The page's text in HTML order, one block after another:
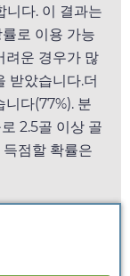
니다. 이 결과는
로 이용 가능
려운 경우가 많
받았습니다.더
니다(77%). 분
2.5골 이상 골
점할 확률은